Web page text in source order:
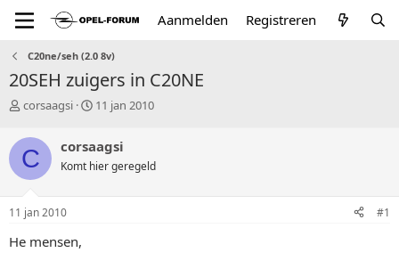
Aanmelden Registreren
C20ne/seh (2.0 8v)
20SEH zuigers in C20NE
T
p
i
c
s
a
t
corsaagsi
S
r
t
a
11 jan 2010
C corsaagsi
Komt hier geregeld
11 jan 2010 #1
He mensen,